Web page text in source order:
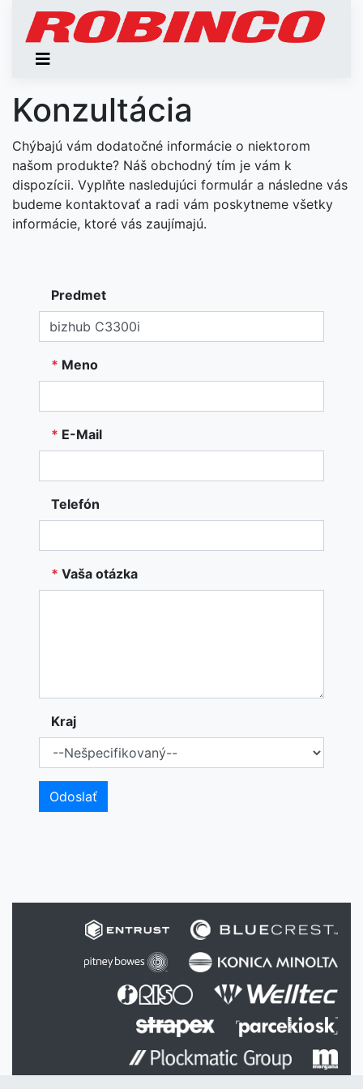
Konzultácia
Chýbajú vám dodatočné informácie o niektorom
našom produkte? Náš obchodný tím je vám k
dispozícii. Vyplňte nasledujúci formulár a následne vás
budeme kontaktovať a radi vám poskytneme všetky
informácie, ktoré vás zaujímajú.
Predmet
* Meno
* E-Mail
Telefón
* Vaša otázka
Kraj
Odoslať